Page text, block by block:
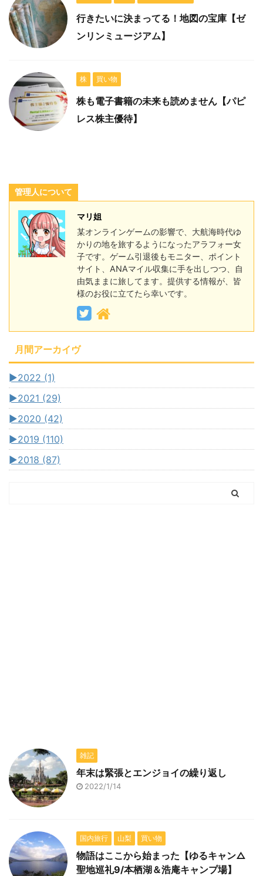
行きたいに決まってる！地図の宝庫【ゼ
ンリンミュージアム】
株 買い物
株も電子書籍の未来も読めません【パピ
レス株主優待】
管理人について
マリ姐
某オンラインゲームの影響で、大航海時代ゆ
かりの地を旅するようになったアラフォー女
子です。ゲーム引退後もモニター、ポイント
サイト、ANAマイル収集に手を出しつつ、自
由気ままに旅してます。提供する情報が、皆
様のお役に立てたら幸いです。
月間アーカイヴ
►2022 (1)
►2021 (29)
►2020 (42)
►2019 (110)
►2018 (87)
雑記
年末は緊張とエンジョイの繰り返し
2022/1/14
国内旅行 山梨 買い物
物語はここから始まった【ゆるキャン△
聖地巡礼9/本栖湖＆浩庵キャンプ場】